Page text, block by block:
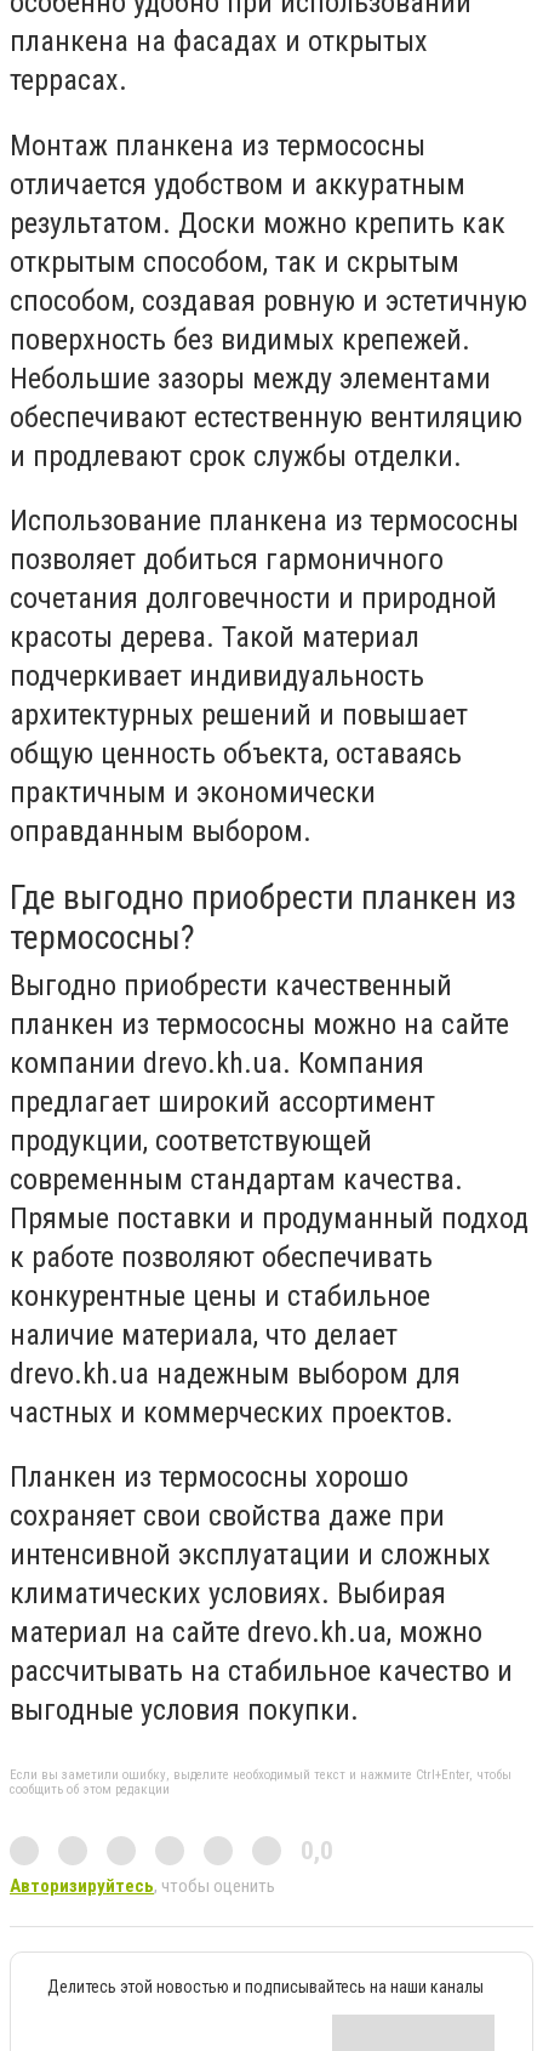
планкена на фасадах и открытых
террасах.
Монтаж планкена из термососны
отличается удобством и аккуратным
результатом. Доски можно крепить как
открытым способом, так и скрытым
способом, создавая ровную и эстетичную
поверхность без видимых крепежей.
Небольшие зазоры между элементами
обеспечивают естественную вентиляцию
и продлевают срок службы отделки.
Использование планкена из термососны
позволяет добиться гармоничного
сочетания долговечности и природной
красоты дерева. Такой материал
подчеркивает индивидуальность
архитектурных решений и повышает
общую ценность объекта, оставаясь
практичным и экономически
оправданным выбором.
Где выгодно приобрести планкен из
термососны?
Выгодно приобрести качественный
планкен из термососны можно на сайте
компании drevo.kh.ua. Компания
предлагает широкий ассортимент
продукции, соответствующей
современным стандартам качества.
Прямые поставки и продуманный подход
к работе позволяют обеспечивать
конкурентные цены и стабильное
наличие материала, что делает
drevo.kh.ua надежным выбором для
частных и коммерческих проектов.
Планкен из термососны хорошо
сохраняет свои свойства даже при
интенсивной эксплуатации и сложных
климатических условиях. Выбирая
материал на сайте drevo.kh.ua, можно
рассчитывать на стабильное качество и
выгодные условия покупки.
Если вы заметили ошибку, выделите необходимый текст и нажмите Ctrl+Enter, чтобы
сообщить об этом редакции
0,0
Авторизируйтесь, чтобы оценить
Делитесь этой новостью и подписывайтесь на наши каналы